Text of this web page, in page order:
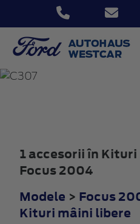
FOCUS
1 accesorii în
Focus 2004
Modele > Focus
Kituri mâini libere